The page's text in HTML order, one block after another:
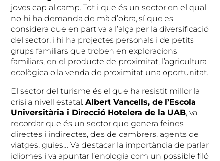
joves cap al camp. Tot i que és un sector en el qual
no hi ha demanda de mà d’obra, sí que es
considera que en part va a l’alça per la diversificació
del sector, i hi ha projectes personals i de petits
grups familiars que troben en exploracions
familiars, en el producte de proximitat, l’agricultura
ecològica o la venda de proximitat una oportunitat.
El sector del turisme és el que ha resistit millor la
crisi a nivell estatal.Albert Vancells, de l’Escola
Universitària i Direcció Hotelera de la UAB, va
recordar que és un sector que genera feines
directes i indirectes, des de cambrers, agents de
viatges, guies… Va destacar la importància de parlar
idiomes i va apuntar l’enologia com un possible filó